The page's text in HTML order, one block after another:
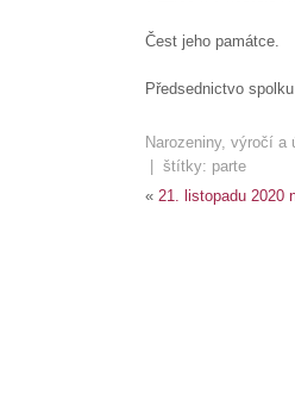
Čest jeho památce.
Předsednictvo
Narozeniny, výročí a
| štítky: parte
« 21. listopadu 2020